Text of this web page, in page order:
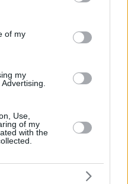
its third-party tags to
purposes in below Google
of my
my
Use,
of my
with the
Το Mοντέλο που